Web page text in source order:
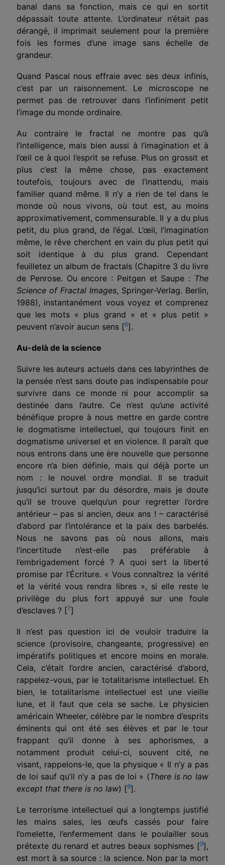
banal dans sa fonction, mais ce qui en sortit
dépassait toute attente. L’ordinateur n’était pas
dérangé, il imprimait seulement pour la première
fois les formes d’une image sans échelle de
grandeur.
Quand Pascal nous effraie avec ses deux infinis,
c’est par un raisonnement. Le microscope ne
permet pas de retrouver dans l’infiniment petit
l’image du monde ordinaire.
Au contraire le fractal ne montre pas qu’à
l’intelligence, mais bien aussi à l’imagination et à
l’œil ce à quoi l’esprit se refuse. Plus on grossit et
plus c’est la même chose, pas exactement
toutefois, toujours avec de l’inattendu, mais
familier quand même. Il n’y a rien de tel dans le
monde où nous vivons, où tout est, au moins
approximativement, commensurable. Il y a du plus
petit, du plus grand, de l’égal. L’œil, l’imagination
même, le rêve cherchent en vain du plus petit qui
soit identique à du plus grand. Cependant
feuilletez un album de fractals (Chapitre 3 du livre
de Penrose. Ou encore : Peitgen et Saupe : The
Science of Fractal Images, Springer-Verlag. Berlin,
1988), instantanément vous voyez et comprenez
que les mots « plus grand » et « plus petit »
peuvent n’avoir aucun sens [6].
Au-delà de la science
Suivre les auteurs actuels dans ces labyrinthes de
la pensée n’est sans doute pas indispensable pour
survivre dans ce monde ni pour accomplir sa
destinée dans l’autre. Ce n’est qu’une activité
bénéfique propre à nous mettre en garde contre
le dogmatisme intellectuel, qui toujours finit en
dogmatisme universel et en violence. Il paraît que
nous entrons dans une ère nouvelle que personne
encore n’a bien définie, mais qui déjà porte un
nom : le nouvel ordre mondial. Il se traduit
jusqu’ici surtout par du désordre, mais je doute
qu’il se trouve quelqu’un pour regretter l’ordre
antérieur – pas si ancien, deux ans ! – caractérisé
d’abord par l’intolérance et la paix des barbelés.
Nous ne savons pas où nous allons, mais
l’incertitude n’est-elle pas préférable à
l’embrigadement forcé ? A quoi sert la liberté
promise par l’Écriture. « Vous connaîtrez la vérité
et la vérité vous rendra libres », si elle reste le
privilège du plus fort appuyé sur une foule
d’esclaves ? [7]
Il n’est pas question ici de vouloir traduire la
science (provisoire, changeante, progressive) en
impératifs politiques et encore moins en morale.
Cela, c’était l’ordre ancien, caractérisé d’abord,
rappelez-vous, par le totalitarisme intellectuel. Eh
bien, le totalitarisme intellectuel est une vieille
lune, et il faut que cela se sache. Le physicien
américain Wheeler, célèbre par le nombre d’esprits
éminents qui ont été ses élèves et par le tour
frappant qu’il donne à ses aphorismes, a
notamment produit celui-ci, souvent cité, ne
visant, rappelons-le, que la physique « Il n’y a pas
de loi sauf qu’il n’y a pas de loi » (There is no law
except that there is no law) [8].
Le terrorisme intellectuel qui a longtemps justifié
les mains sales, les œufs cassés pour faire
l’omelette, l’enfermement dans le poulailler sous
prétexte du renard et autres beaux sophismes [9],
est mort à sa source : la science. Non par la mort